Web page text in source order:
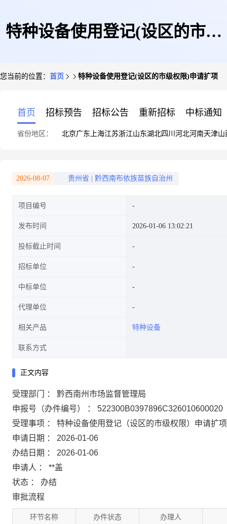
特种设备使用登记(设区的市级
您当前的位置： 首页 特种设备使用登记(设区的市级权限)申请扩项
首页 招标预告 招标公告 重新招标 中标通知
省份地区： 北京广东 上海江苏浙江山东湖北四川 河北河南天津山
2026-08-07 贵州省 黔西南布依族苗族自治州
项目编号
发布时间 2026-01-06 13:02:21
投标截止时间
招标单位
中标单位
代理单位
相关产品 特种设备
联系方式
正文内容
受理部门 ： 黔西南州市场监督管理局
申报号（办件编号） ： 522300B0397896C326010600020
受理事项 ： 特种设备使用登记（设区的市级权限）申请扩项
申请日期 ： 2026-01-06
办结日期 ： 2026-01-06
申请人 ： **盖
状态 ： 办结
审批流程
环节名称 办件状态 办理人